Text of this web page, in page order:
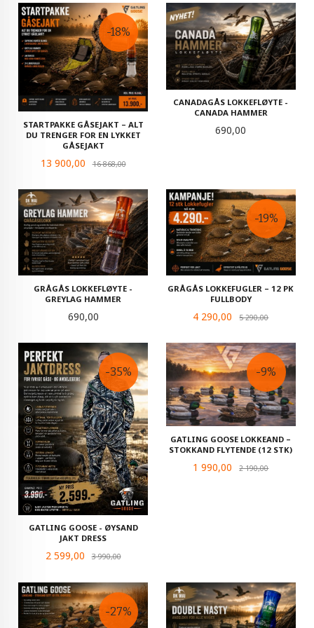
STARTPAKKE GÅSEJAKT – ALT
DU TRENGER FOR EN LYKKET
GÅSEJAKT
Tilbud
13 900,00 16 868,00Rabatt
-18%
CANADAGÅS LOKKEFLØYTE -
CANADA HAMMER
Pris
690,00
GRÅGÅS LOKKEFLØYTE -
GREYLAG HAMMER
Pris
690,00
GRÅGÅS LOKKEFUGLER – 12 PK
FULLBODY
Tilbud
4 290,00 5 290,00Rabatt
-19%
GATLING GOOSE - ØYSAND
JAKT DRESS
Tilbud
2 599,00 3 990,00Rabatt
-35%
GATLING GOOSE LOKKEAND –
STOKKAND FLYTENDE (12 STK)
Tilbud
1 990,00 2 190,00Rabatt
-9%
-27%